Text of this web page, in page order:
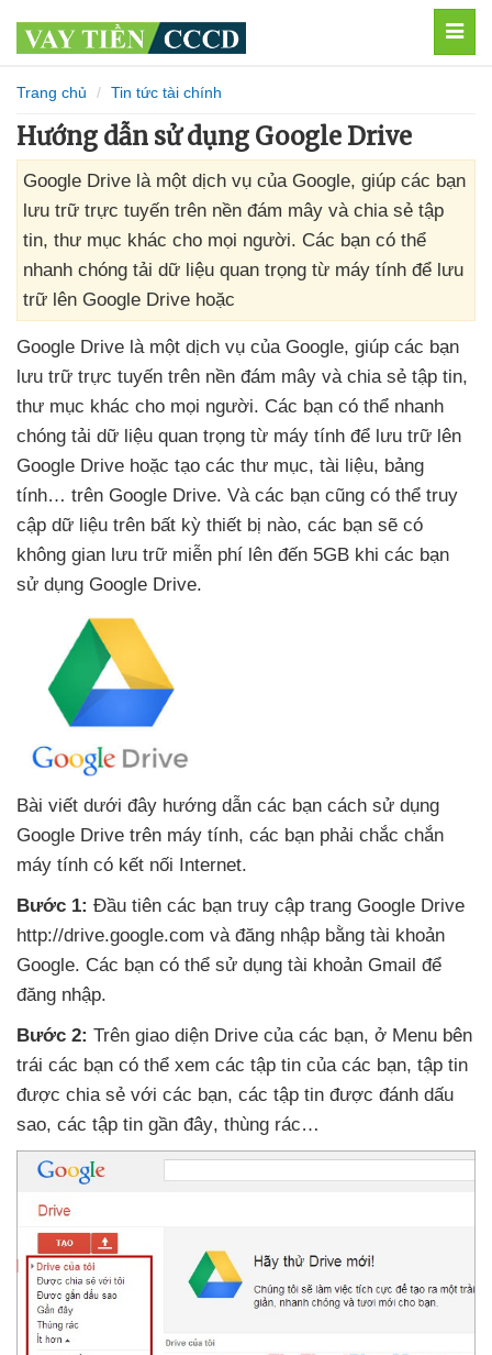
Trang chủ Tin tức tài chính
Hướng dẫn sử dụng Google Drive
Google Drive là một dịch vụ của Google, giúp các bạn
lưu trữ trực tuyến trên nền đám mây và chia sẻ tập
tin, thư mục khác cho mọi người. Các bạn có thể
nhanh chóng tải dữ liệu quan trọng từ máy tính để lưu
trữ lên Google Drive hoặc
Google Drive là một dịch vụ của Google, giúp các bạn
lưu trữ trực tuyến trên nền đám mây và chia sẻ tập tin,
thư mục khác cho mọi người. Các bạn có thể nhanh
chóng tải dữ liệu quan trọng từ máy tính để lưu trữ lên
Google Drive hoặc tạo các thư mục, tài liệu, bảng
tính… trên Google Drive. Và các bạn cũng có thể truy
cập dữ liệu trên bất kỳ thiết bị nào, các bạn sẽ có
không gian lưu trữ miễn phí lên đến 5GB khi các bạn
sử dụng Google Drive.
Bài viết dưới đây hướng dẫn các bạn cách sử dụng
Google Drive trên máy tính, các bạn phải chắc chắn
máy tính có kết nối Internet.
Bước 1: Đầu tiên các bạn truy cập trang Google Drive
http://drive.google.com và đăng nhập bằng tài khoản
Google. Các bạn có thể sử dụng tài khoản Gmail để
đăng nhập.
Bước 2: Trên giao diện Drive của các bạn, ở Menu bên
trái các bạn có thể xem các tập tin của các bạn, tập tin
được chia sẻ với các bạn, các tập tin được đánh dấu
sao, các tập tin gần đây, thùng rác…